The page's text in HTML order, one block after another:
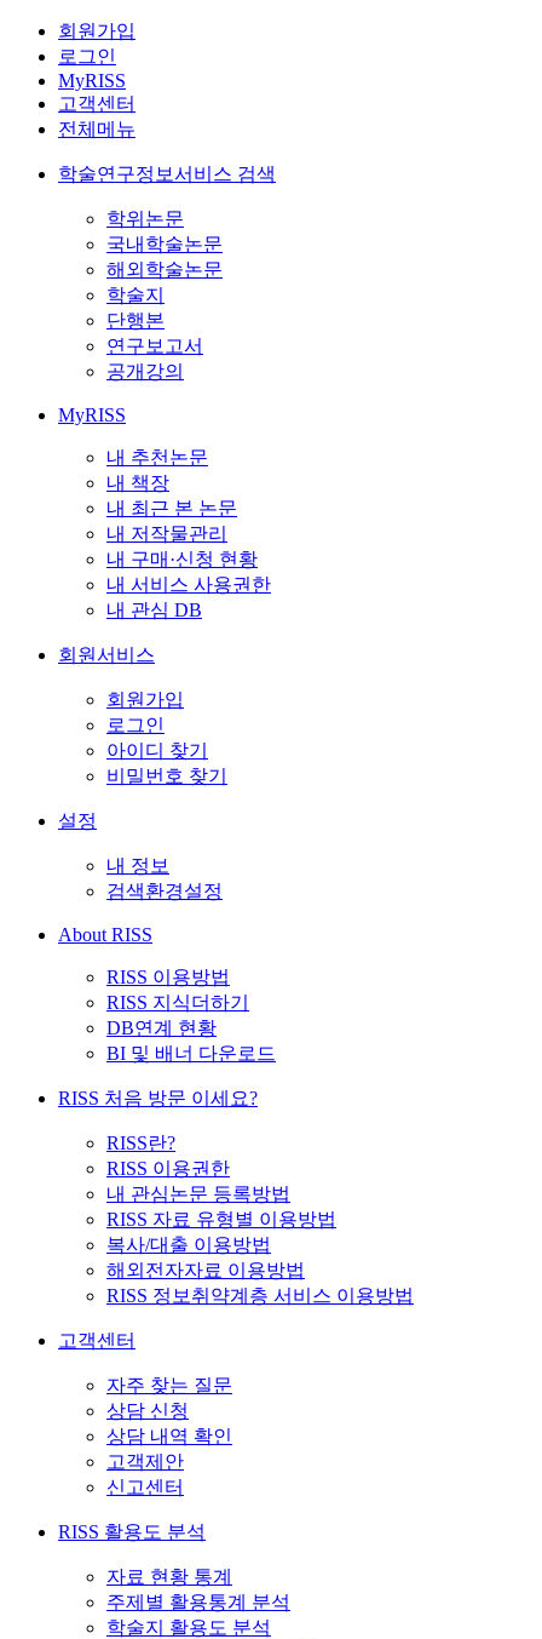
회원가입
로그인
MyRISS
고객센터
전체메뉴
학술연구정보서비스 검색
학위논문
국내학술논문
해외학술논문
학술지
단행본
연구보고서
공개강의
MyRISS
내 추천논문
내 책장
내 최근 본 논문
내 저작물관리
내 구매·신청 현황
내 서비스 사용권한
내 관심 DB
회원서비스
회원가입
로그인
아이디 찾기
비밀번호 찾기
설정
내 정보
검색환경설정
About RISS
RISS 이용방법
RISS 지식더하기
DB연계 현황
BI 및 배너 다운로드
RISS 처음 방문 이세요?
RISS란?
RISS 이용권한
내 관심논문 등록방법
RISS 자료 유형별 이용방법
복사/대출 이용방법
해외전자자료 이용방법
RISS 정보취약계층 서비스 이용방법
고객센터
자주 찾는 질문
상담 신청
상담 내역 확인
고객제안
신고센터
RISS 활용도 분석
자료 현황 통계
주제별 활용통계 분석
학술지 활용도 분석